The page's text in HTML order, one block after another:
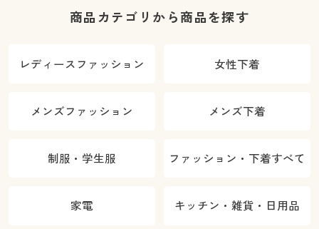
商品カテゴリから商品を探す
レディースファッション 女性下着
メンズファッション メンズ下着
制服・学生服 ファッション・下着すべて
家電 キッチン・雑貨・日用品